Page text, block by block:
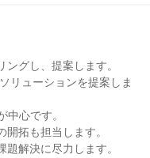
ングし、提案します。
リューションを提案しま
中心です。
開拓も担当します。
題解決に尽力します。